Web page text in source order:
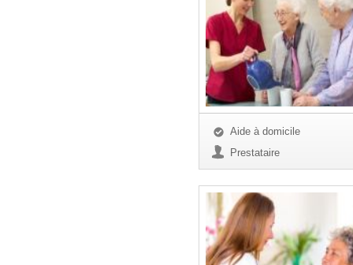
Aide à domicile
Prestataire